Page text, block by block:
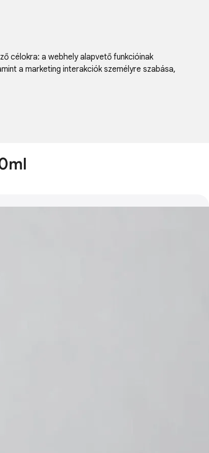
célokra: a webhely alapvető funkcióinak
a marketing interakciók személyre szabása,